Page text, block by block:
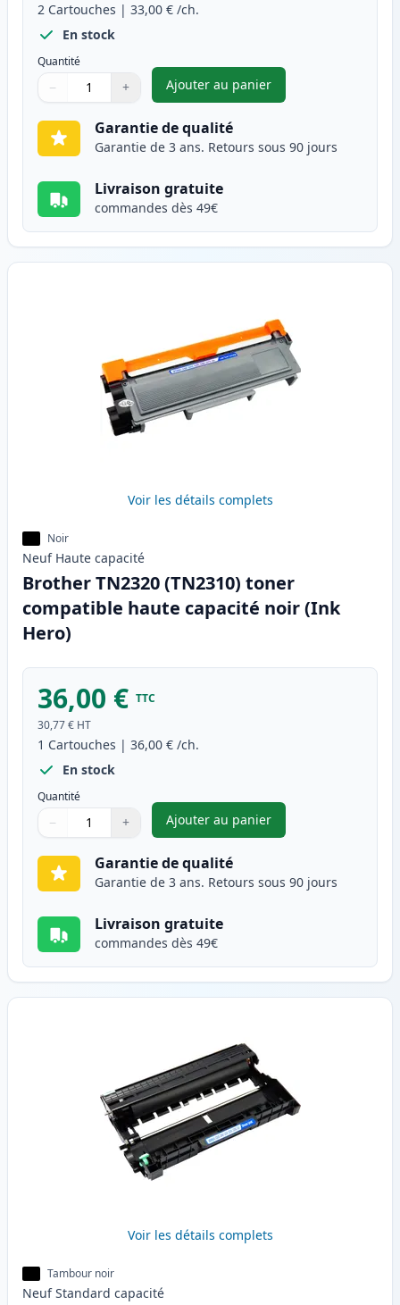
2 Cartouches | 33,00 € /ch.
En stock
Quantité
Quantité
Utilisez les boutons pour ajuster
− +
Quantité
Ajouter au panier
,Pack de 2 Brother TN2320
Garantie de qualité
Garantie de 3 ans. Retours sous 90 jours
Livraison gratuite
commandes dès 49€
Voir les détails complets
Noir
Neuf Haute capacité
Brother TN2320 (TN2310) toner
compatible haute capacité noir (Ink
Hero)
36,00 € TTC
30,77 € HT
1 Cartouches | 36,00 € /ch.
En stock
Quantité
Quantité
Utilisez les boutons pour ajuster
− +
Quantité
Ajouter au panier
,Brother TN2320 (TN2310)
Garantie de qualité
Garantie de 3 ans. Retours sous 90 jours
Livraison gratuite
commandes dès 49€
Voir les détails complets
Tambour noir
Neuf Standard capacité